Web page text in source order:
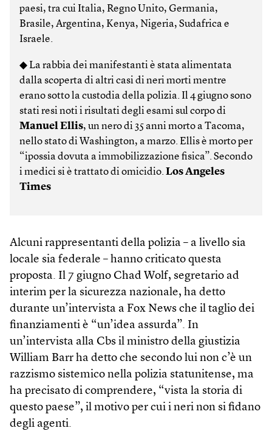
paesi, tra cui Italia, Regno Unito, Germania,
Brasile, Argentina, Kenya, Nigeria, Sudafrica e
Israele.
◆ La rabbia dei manifestanti è stata alimentata
dalla scoperta di altri casi di neri morti mentre
erano sotto la custodia della polizia. Il 4 giugno sono
stati resi noti i risultati degli esami sul corpo di
Manuel Ellis, un nero di 35 anni morto a Tacoma,
nello stato di Washington, a marzo. Ellis è morto per
“ipossia dovuta a immobilizzazione fisica”. Secondo
i medici si è trattato di omicidio.Los Angeles
Times
Alcuni rappresentanti della polizia – a livello sia
locale sia federale – hanno criticato questa
proposta. Il 7 giugno Chad Wolf, segretario ad
interim per la sicurezza nazionale, ha detto
durante un’intervista a Fox News che il taglio dei
finanziamenti è “un’idea assurda”. In
un’intervista alla Cbs il ministro della giustizia
William Barr ha detto che secondo lui non c’è un
razzismo sistemico nella polizia statunitense, ma
ha precisato di comprendere, “vista la storia di
questo paese”, il motivo per cui i neri non si fidano
degli agenti.